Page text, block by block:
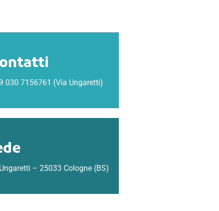
030 7156761 (via Ungaretti)
– 25033 Cologne (BS)